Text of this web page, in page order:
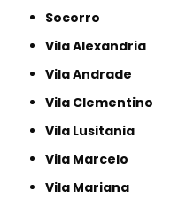
Socorro
Vila Alexandria
Vila Andrade
Vila Clementino
Vila Lusitania
Vila Marcelo
Vila Mariana